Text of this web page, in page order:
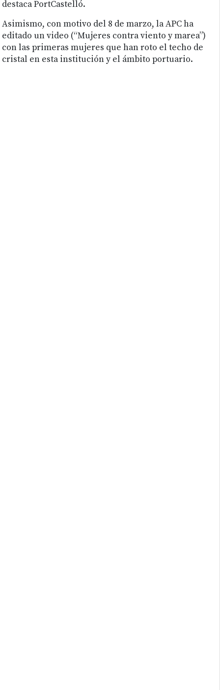
destaca PortCastelló.
Asimismo, con motivo del 8 de marzo, la APC ha
editado un video (“Mujeres contra viento y marea”)
con las primeras mujeres que han roto el techo de
cristal en esta institución y el ámbito portuario.